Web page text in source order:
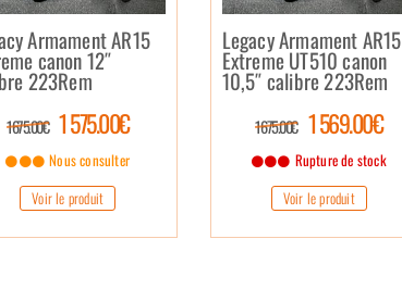
Armament AR15
canon 12″
223Rem
1 675.00€ 1 575.00€
Nous consulter
Voir le produit
Legacy Armament AR15
Extreme UT510 canon
10,5″ calibre 223Rem
1 675.00€ 1 569.00€
Rupture de stock
Voir le produit